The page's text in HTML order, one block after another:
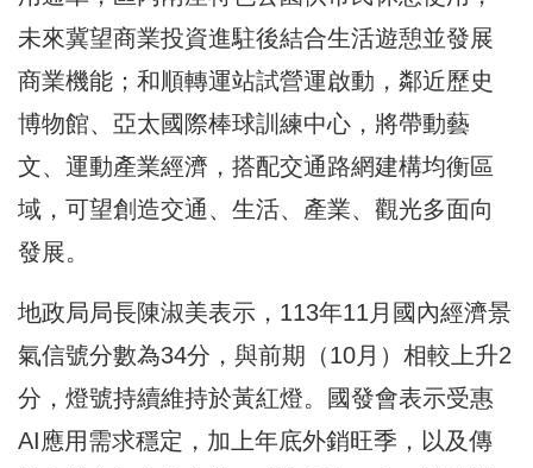
未來冀望商業投資進駐後結合生活遊憩並發展
商業機能；和順轉運站試營運啟動，鄰近歷史
博物館、亞太國際棒球訓練中心，將帶動藝
文、運動產業經濟，搭配交通路網建構均衡區
域，可望創造交通、生活、產業、觀光多面向
發展。
地政局局長陳淑美表示，113年11月國內經濟景
氣信號分數為34分，與前期（10月）相較上升2
分，燈號持續維持於黃紅燈。國發會表示受惠
AI應用需求穩定，加上年底外銷旺季，以及傳